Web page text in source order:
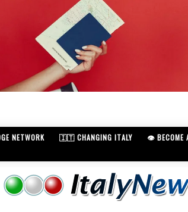
NETWORK 🇮🇹 CHANGING ITALY 👁️ BECOME